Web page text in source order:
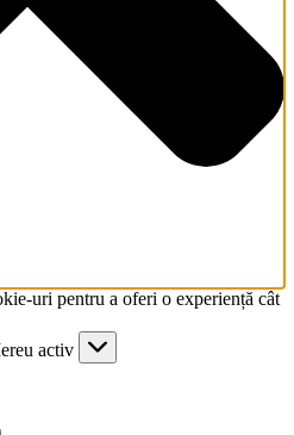
uri pentru a oferi o experiență cât
activ